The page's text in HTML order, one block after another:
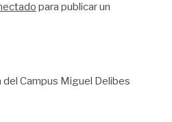
para publicar un
del Campus Miguel Delibes